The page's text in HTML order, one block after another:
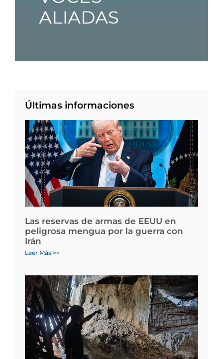
Últimas informaciones
Las reservas de armas de EEUU en
peligrosa mengua por la guerra con
Irán
Leer Más >>